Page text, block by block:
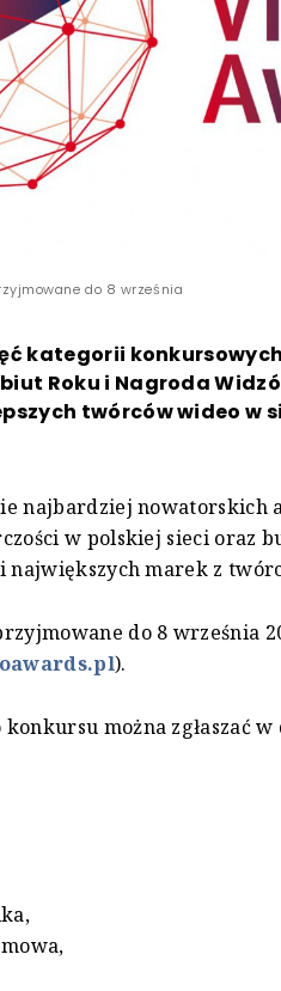
do 8 września
kategorii
Roku i Nagroda
twórców wideo w
najbardziej nowatorskich
w polskiej sieci oraz
największych marek z
do 8 września
).
można zgłaszać